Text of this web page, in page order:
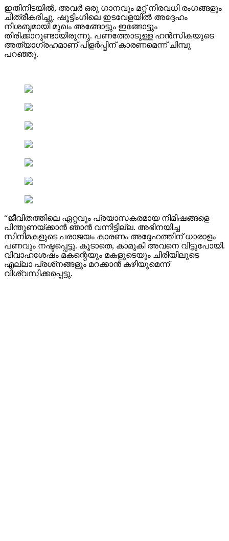
ഇതിനിടയിൽ, അവർ ഒരു ഗാനവും മറ്റ് നിരവധി രംഗങ്ങളും
ചിത്രീകരിച്ചു. ഷൂട്ടിംഗിലെ ഇടവേളയിൽ അദ്ദേഹം
നിശബ്ദമായി മുഖം അങ്ങോട്ടും ഇങ്ങോട്ടും
തിരിക്കാറുണ്ടായിരുന്നു. പണത്തോടുള്ള ഹൻസികയുടെ
അത്യാഗ്രഹമാണ് പിളർപ്പിന് കാരണമെന്ന് ചിമ്പു
പറഞ്ഞു.
“ജീവിതത്തിലെ ഏറ്റവും പ്രയാസകരമായ നിമിഷങ്ങളെ
പിന്തുണയ്ക്കാൻ ഞാൻ വന്നിട്ടില്ല. അഭിനയിച്ച
സിനിമകളുടെ പരാജയം കാരണം അദ്ദേഹത്തിന് ധാരാളം
പണവും നഷ്ടപ്പെട്ടു. കൂടാതെ, കാമുകി അവനെ വിട്ടുപോയി.
വിവാഹശേഷം മകന്റെയും മകളുടെയും ചിരിയിലൂടെ
എല്ലാ പ്രശ്‌നങ്ങളും മറക്കാൻ കഴിയുമെന്ന്
വിശ്വസിക്കപ്പെട്ടു.